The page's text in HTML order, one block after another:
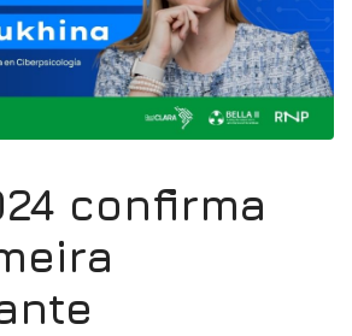
confirma